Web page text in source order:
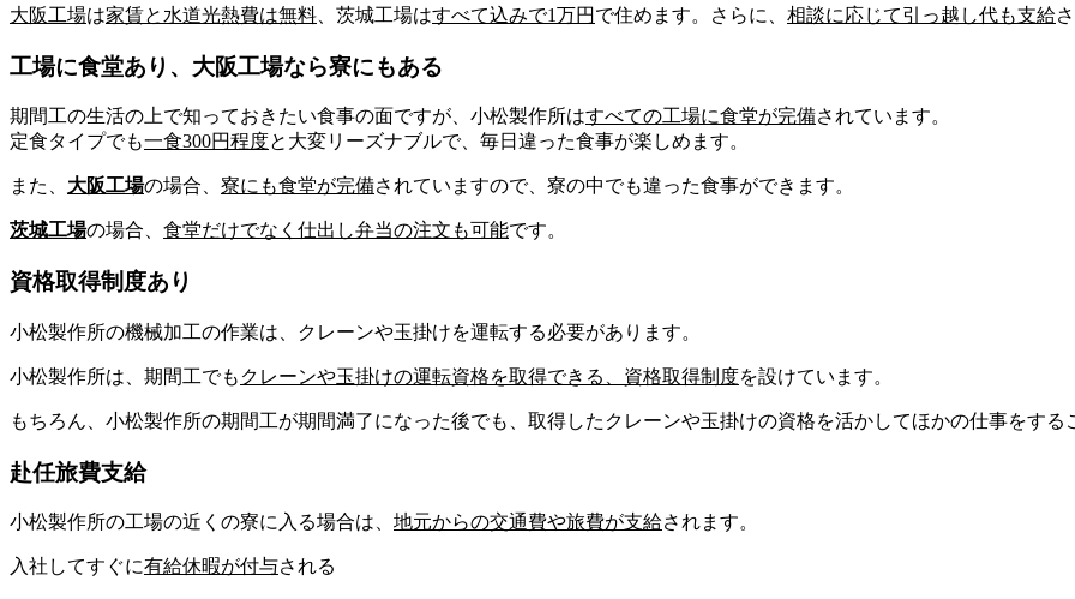
大阪工場は家賃と水道光熱費は無料 茨城工場はすべて込みで1万円 で住めます。 さらに、 相談に応じて引っ越し代も支給
工場に食堂あり、大阪工場なら寮にもある
期間工の生活の上で知っておきたい食事の面ですが、小松製作所はすべての工場に食堂が完備されています。
定食タイプでも一食300円程度と大変リーズナブルで、毎日違った食事が楽しめます。
また、 大阪工場の場合、 寮にも食堂が完備されていますので、寮の中でも違った食事ができます。
茨城工場の場合、 食堂だけでなく 仕出し弁当の注文も可能です。
資格取得制度あり
小松製作所の機械加工の作業は、クレーンや玉掛けを運転する必要があります。
小松製作所は、期間工でも クレーンや玉掛けの運転資格を取得できる、 資格取得制度を設けています。
もちろん、小松製作所の期間工が期間満了になった後でも、取得したクレーンや玉掛けの資格を活かしてほかの仕事をする
赴任旅費支給
小松製作所の工場の近くの寮に入る場合は、 地元からの交通費や旅費が支給されます。
入社してすぐに有給休暇が付与される